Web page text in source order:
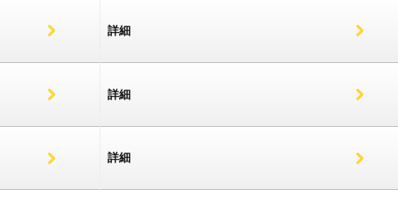
詳細
詳細
詳細